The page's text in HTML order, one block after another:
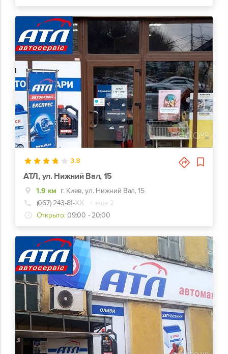
6
3.8
АТЛ, ул. Нижний Вал, 15
1.9 км г. Киев, ул. Нижний Вал, 15
(067) 243-81-ХХ
+ еще 2
Открыто: 09:00 - 20:00